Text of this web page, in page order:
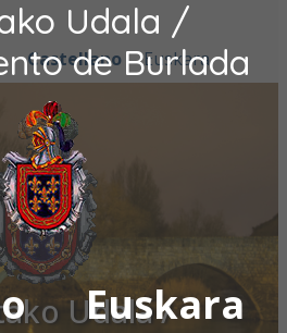
Udala /
de Burlada
Euskara
Castellano Euskara
Udala /